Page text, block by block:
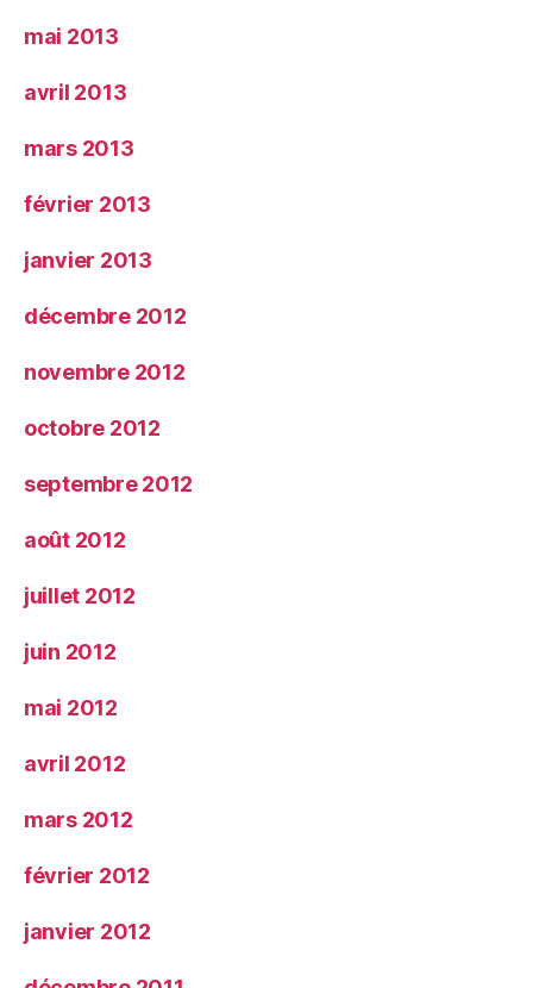
mai 2013
avril 2013
mars 2013
février 2013
janvier 2013
décembre 2012
novembre 2012
octobre 2012
septembre 2012
août 2012
juillet 2012
juin 2012
mai 2012
avril 2012
mars 2012
février 2012
janvier 2012